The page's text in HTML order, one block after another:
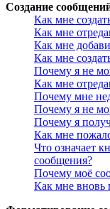
Создание
Как мне
Как мне
Как мне
Как мне
Почему я не
Как мне
Почему мне
Почему я не
Почему я
Как мне
Что означает
сообщения?
Почему моё
Как мне вновь